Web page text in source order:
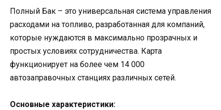
Полный Бак – это универсальная система управления
расходами на топливо, разработанная для компаний,
которые нуждаются в максимально прозрачных и
простых условиях сотрудничества. Карта
функционирует на более чем 14 000
автозаправочных станциях различных сетей.
Основные характеристики: